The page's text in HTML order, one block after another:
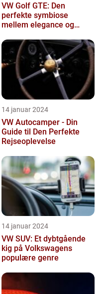
VW Golf GTE: Den
perfekte symbiose
mellem elegance og
14 januar 2024
VW Autocamper - Din
Guide til Den Perfekte
Rejseoplevelse
14 januar 2024
VW SUV: Et dybtgående
kig på Volkswagens
populære genre